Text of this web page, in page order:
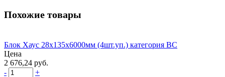
Похожие товары
Блок Хаус 28х135х6000мм (4шт.уп.) категория ВС
Цена
2 676,24 руб.
-
+